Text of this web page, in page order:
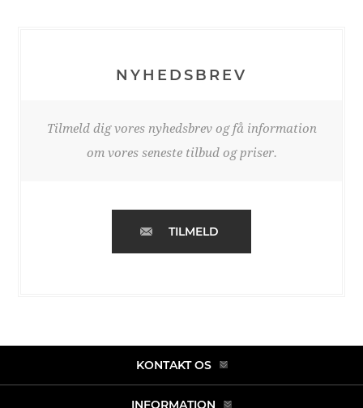
NYHEDSBREV
Tilmeld dig vores nyhedsbrev og få information
om vores seneste tilbud og priser.
TILMELD
KONTAKT OS
INFORMATION